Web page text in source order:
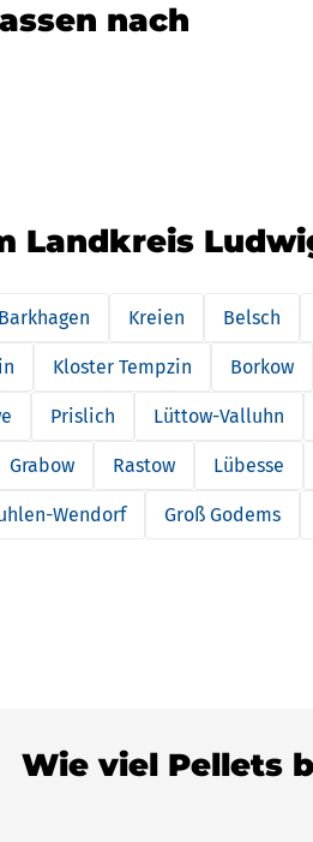
nach
Landkreis
Barkhagen Kreien Belsch
Kloster Tempzin Borkow
Prislich Lüttow-Valluhn
Grabow Rastow Lübesse
Wendorf Groß Godems
Wie viel Pellets